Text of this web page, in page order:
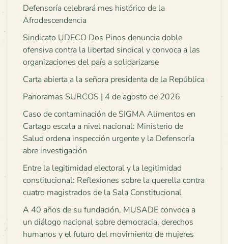
Defensoría celebrará mes histórico de la
Afrodescendencia
Sindicato UDECO Dos Pinos denuncia doble
ofensiva contra la libertad sindical y convoca a las
organizaciones del país a solidarizarse
Carta abierta a la señora presidenta de la República
Panoramas SURCOS | 4 de agosto de 2026
Caso de contaminación de SIGMA Alimentos en
Cartago escala a nivel nacional: Ministerio de
Salud ordena inspección urgente y la Defensoría
abre investigación
Entre la legitimidad electoral y la legitimidad
constitucional: Reflexiones sobre la querella contra
cuatro magistrados de la Sala Constitucional
A 40 años de su fundación, MUSADE convoca a
un diálogo nacional sobre democracia, derechos
humanos y el futuro del movimiento de mujeres